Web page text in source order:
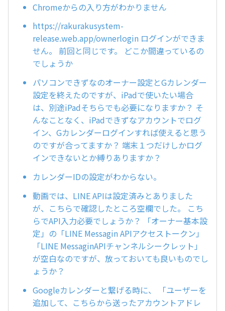
Chromeからの入り方がわかりません
https://rakurakusystem-
release.web.app/ownerlogin ログインができま
せん。 前回と同じです。 どこか間違っているの
でしょうか
パソコンできずなのオーナー設定とGカレンダー
設定を終えたのですが、iPadで使いたい場合
は、別途iPadそちらでも必要になりますか？ そ
んなことなく、iPadできずなアカウントでログ
イン、Gカレンダーログインすれば使えると思う
のですが合ってますか？ 端末１つだけしかログ
インできないとか縛りありますか？
カレンダーIDの設定がわからない。
動画では、LINE APIは設定済みとありました
が、こちらで確認したところ空欄でした。 こち
らでAPI入力必要でしょうか？ 「オーナー基本設
定」の「LINE Messagin APIアクセストークン」
「LINE MessaginAPIチャンネルシークレット」
が空白なのですが、放っておいても良いものでし
ょうか？
Googleカレンダーと繋げる時に、 「ユーザーを
追加して、こちらから送ったアカウントアドレ